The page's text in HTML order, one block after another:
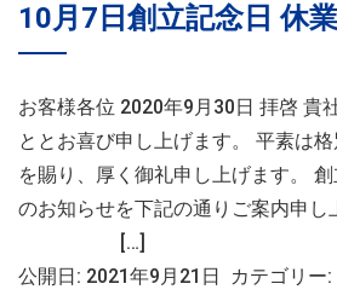
10月7日創立記念日 休
お客様各位 2020年9月30日 拝啓 貴
ととお喜び申し上げます。 平素は
を賜り、厚く御礼申し上げます。
のお知らせを下記の通りご案内申し
[…]
公開日: 2021年9月21日 カテゴリー: